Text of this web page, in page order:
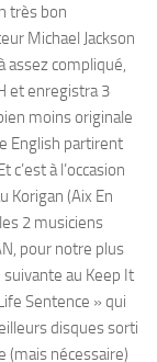
très bon
Michael Jackson
assez compliqué,
et enregistra 3
moins originale
English partirent
à l’occasion
Korigan (Aix En
2 musiciens
pour notre plus
au Keep It
Sentence » qui
disques sorti
(mais nécessaire)